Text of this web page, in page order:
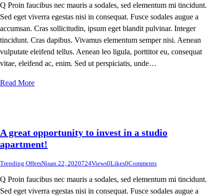
Q Proin faucibus nec mauris a sodales, sed elementum mi tincidunt.
Sed eget viverra egestas nisi in consequat. Fusce sodales augue a
accumsan. Cras sollicitudin, ipsum eget blandit pulvinar. Integer
tincidunt. Cras dapibus. Vivamus elementum semper nisi. Aenean
vulputate eleifend tellus. Aenean leo ligula, porttitor eu, consequat
vitae, eleifend ac, enim. Sed ut perspiciatis, unde…
Read More
A great opportunity to invest in a studio
apartment!
Trending OffersNisan 22, 2020724Views0Likes0Comments
Q Proin faucibus nec mauris a sodales, sed elementum mi tincidunt.
Sed eget viverra egestas nisi in consequat. Fusce sodales augue a